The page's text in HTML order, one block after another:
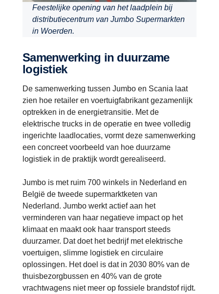
Feestelijke opening van het laadplein bij
distributiecentrum van Jumbo Supermarkten
in Woerden.
Samenwerking in duurzame
logistiek
De samenwerking tussen Jumbo en Scania laat
zien hoe retailer en voertuigfabrikant gezamenlijk
optrekken in de energietransitie. Met de
elektrische trucks in de operatie en twee volledig
ingerichte laadlocaties, vormt deze samenwerking
een concreet voorbeeld van hoe duurzame
logistiek in de praktijk wordt gerealiseerd.
Jumbo is met ruim 700 winkels in Nederland en
België de tweede supermarktketen van
Nederland. Jumbo werkt actief aan het
verminderen van haar negatieve impact op het
klimaat en maakt ook haar transport steeds
duurzamer. Dat doet het bedrijf met elektrische
voertuigen, slimme logistiek en circulaire
oplossingen. Het doel is dat in 2030 80% van de
thuisbezorgbussen en 40% van de grote
vrachtwagens niet meer op fossiele brandstof rijdt.